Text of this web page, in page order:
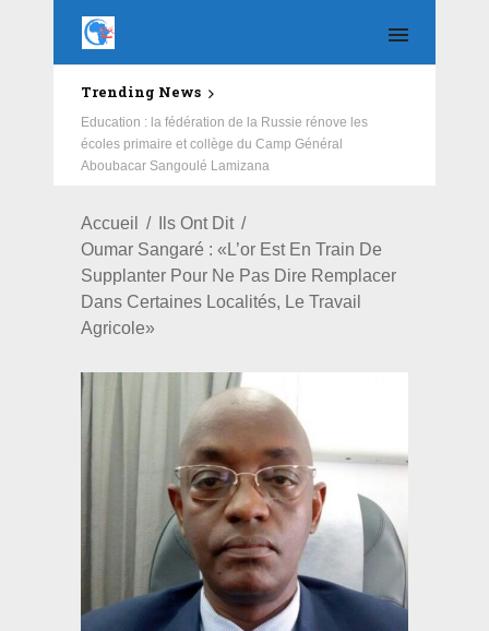
Trending News
Education : la fédération de la Russie rénove les
écoles primaire et collège du Camp Général
Aboubacar Sangoulé Lamizana
Accueil
Ils Ont Dit
Oumar Sangaré : «L’or Est En Train De
Supplanter Pour Ne Pas Dire Remplacer
Dans Certaines Localités, Le Travail
Agricole»